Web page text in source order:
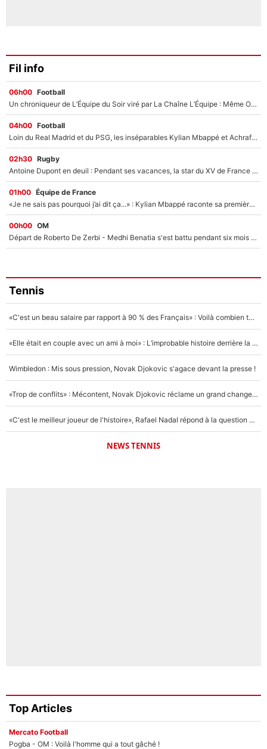
Fil info
06h00 Football
Un chroniqueur de L’Équipe du Soir viré par La Chaîne L’Équipe : Même Olivier Ménard n’avait pas pu empêcher son départ, «je l’ai appris sur Twitter, je l’ai vécu assez mal»
04h00 Football
Loin du Real Madrid et du PSG, les inséparables Kylian Mbappé et Achraf Hakimi changent d'équipe le temps d'une journée !
02h30 Rugby
Antoine Dupont en deuil : Pendant ses vacances, la star du XV de France a perdu sa grand-mère
01h00 Équipe de France
«Je ne sais pas pourquoi j’ai dit ça...» : Kylian Mbappé raconte sa première rencontre avec Zinédine Zidane (et c’est très drôle)
00h00 OM
Départ de Roberto De Zerbi - Medhi Benatia s'est battu pendant six mois pour le retenir à l'OM, le PSG a été le naufrage de trop : «Je pars avec toi»
Tennis
«C'est un beau salaire par rapport à 90 % des Français» : Voilà combien touchait Nelson Monfort sur France Télévisions avant de rejoindre CNews
«Elle était en couple avec un ami à moi» : L’improbable histoire derrière la «seule relation longue» de Novak Djokovic
Wimbledon : Mis sous pression, Novak Djokovic s'agace devant la presse !
«Trop de conflits» : Mécontent, Novak Djokovic réclame un grand changement !
«C'est le meilleur joueur de l'histoire», Rafael Nadal répond à la question que tout le monde se pose !
NEWS TENNIS
Top Articles
Mercato Football
Pogba - OM : Voilà l'homme qui a tout gâché !